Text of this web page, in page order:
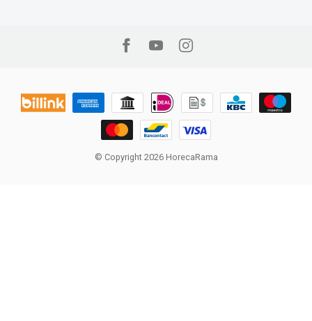
© Copyright 2026 HorecaRama